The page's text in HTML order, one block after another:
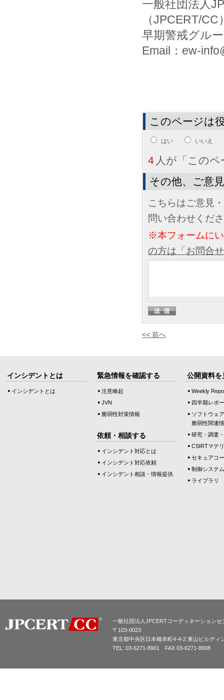
一般社団法人
（JPCERT/CC
早期警戒グル
Email：ew-
このページは
はい いいえ
4 人が「この
その他、ご意
こちらはご意見
問い合わせくだ
※本フォームに
の方は「お問合
<< 前へ
インシデントとは
インシデントとは
緊急情報を確認する
注意喚起
JVN
脆弱性対策情報
依頼・相談する
インシデント対応とは
インシデント対応依頼
インシデント相談・情報提供
公開資料を
Weekly
四半期レポ
ソフトウェ
脆弱性関連
研究・調査
CSIRTマテ
セキュアコ
制御システ
ライブラリ
一般社団法人JPCERTコーディネーションセ
〒103-0023
東京都中央区日本橋本町4-4-2 東山ビルディ
TEL: 03-6271-8901 FAX 03-6271-8908